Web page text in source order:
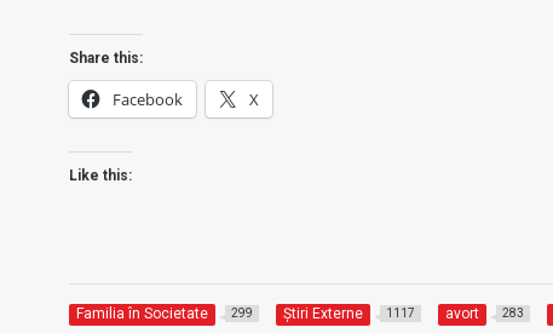
Share this:
Facebook X
Like this:
Familia în Societate 299 Știri Externe 1117 avort 283